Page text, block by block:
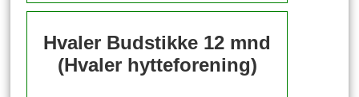
Hvaler Budstikke 12 mnd
(Hvaler hytteforening)